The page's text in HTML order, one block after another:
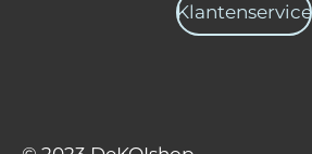
Klantenservice